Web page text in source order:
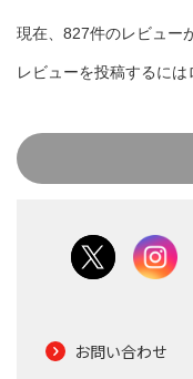
現在、827件のレビュー
レビューを投稿するには
お問い合わせ